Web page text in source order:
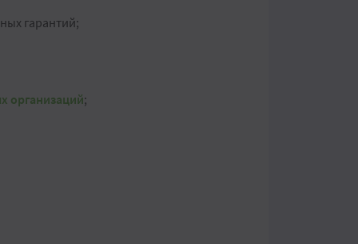
гарантий;
организаций;